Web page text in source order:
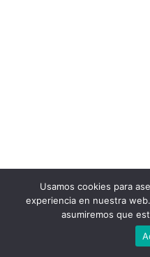
Usamos cookies para
experiencia en nuestra
asumiremos que